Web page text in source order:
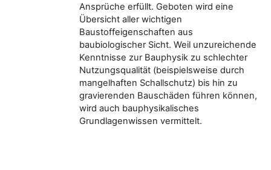
Ansprüche erfüllt. Geboten wird eine
Übersicht aller wichtigen
Baustoffeigenschaften aus
baubiologischer Sicht. Weil unzureichende
Kenntnisse zur Bauphysik zu schlechter
Nutzungsqualität (beispielsweise durch
mangelhaften Schallschutz) bis hin zu
gravierenden Bauschäden führen können,
wird auch bauphysikalisches
Grundlagenwissen vermittelt.